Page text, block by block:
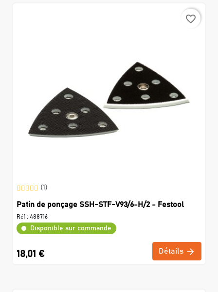
favorite_border
(1)
Patin de ponçage SSH-STF-V93/6-H/2 - Festool
Réf : 488716
Disponible sur commande
18,01 € Détails